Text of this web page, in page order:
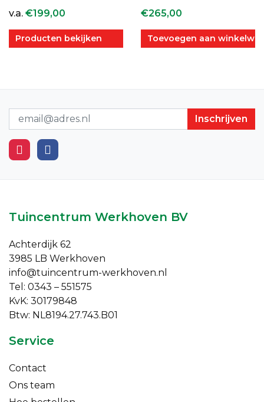
v.a. €199,00
Producten bekijken
€265,00
Toevoegen aan
Nieuwsbrief
Tuincentrum Werkhoven BV
Achterdijk 62
3985 LB Werkhoven
info@tuincentrum-werkhoven.nl
Tel: 0343 – 551575
KvK: 30179848
Btw: NL8194.27.743.B01
Service
Contact
Ons team